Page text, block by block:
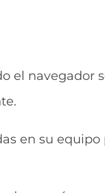
el navegador
en su